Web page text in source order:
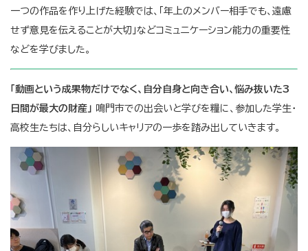
一つの作品を作り上げた経験では、「年上のメンバー相手でも、遠慮
せず意見を伝えることが大切」などコミュニケーション能力の重要性
などを学びました。
「動画という成果物だけでなく、自分自身と向き合い、悩み抜いた3
日間が最大の財産」 鳴門市での出会いと学びを糧に、参加した学生・
高校生たちは、自分らしいキャリアの一歩を踏み出していきます。